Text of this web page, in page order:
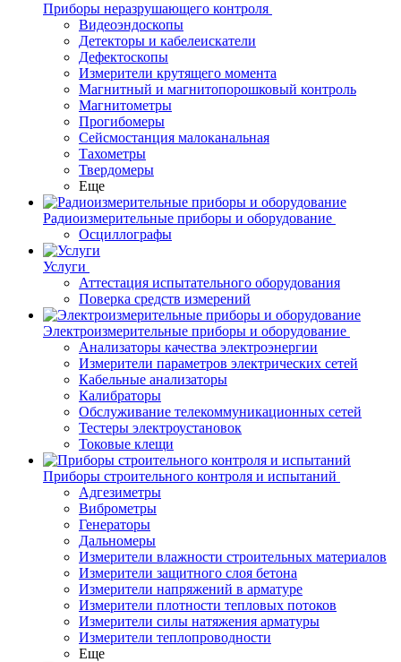
Приборы неразрушающего контроля
Видеоэндоскопы
Детекторы и кабелеискатели
Дефектоскопы
Измерители крутящего момента
Магнитный и магнитопорошковый контроль
Магнитометры
Прогибомеры
Сейсмостанция малоканальная
Тахометры
Твердомеры
Еще
Радиоизмерительные приборы и оборудование
Осциллографы
Услуги
Аттестация испытательного оборудования
Поверка средств измерений
Электроизмерительные приборы и оборудование
Анализаторы качества электроэнергии
Измерители параметров электрических сетей
Кабельные анализаторы
Калибраторы
Обслуживание телекоммуникационных сетей
Тестеры электроустановок
Токовые клещи
Приборы строительного контроля и испытаний
Адгезиметры
Виброметры
Генераторы
Дальномеры
Измерители влажности строительных материалов
Измерители защитного слоя бетона
Измерители напряжений в арматуре
Измерители плотности тепловых потоков
Измерители силы натяжения арматуры
Измерители теплопроводности
Еще